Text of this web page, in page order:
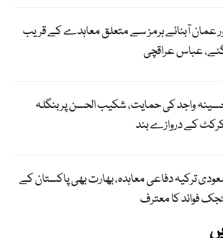
عمان آبنائے ہرمز سے متعلق معاہدے کے قریب
عباس عراقچی
واجد کی حمایت، شکیب الحسن پر بنگلہ
کے دروازے بند
ترکیہ دفاعی معاہدہ، بھارت بھی پاکستان کے
فوائد کا معترف